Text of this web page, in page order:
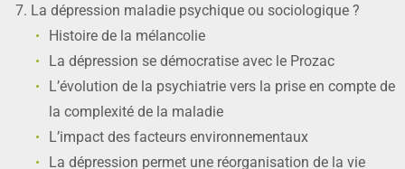
La dépression maladie psychique ou sociologique ?
Histoire de la mélancolie
La dépression se démocratise avec le Prozac
L’évolution de la psychiatrie vers la prise en compte de
la complexité de la maladie
L’impact des facteurs environnementaux
La dépression permet une réorganisation de la vie